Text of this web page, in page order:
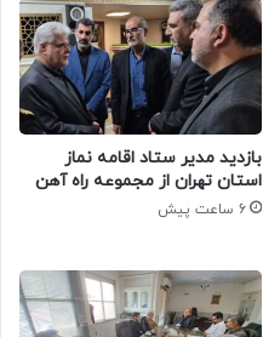
بازدید مدیر ستاد اقامه نماز
استان تهران از مجموعه راه آهن
6 ساعت پیش